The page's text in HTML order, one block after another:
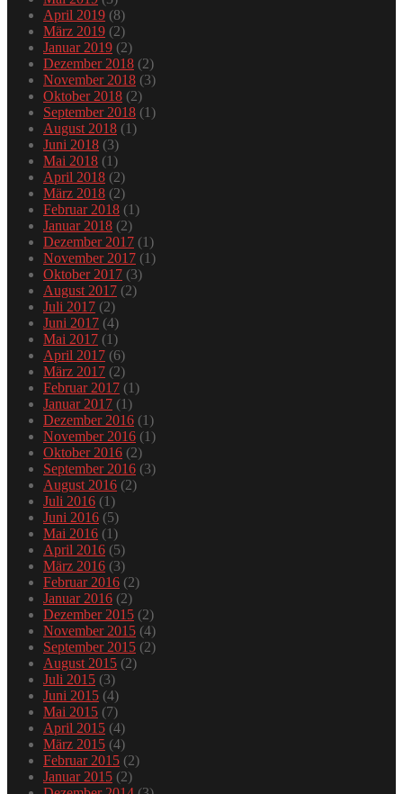
April 2019 (8)
März 2019 (2)
Januar 2019 (2)
Dezember 2018 (2)
November 2018 (3)
Oktober 2018 (2)
September 2018 (1)
August 2018 (1)
Juni 2018 (3)
Mai 2018 (1)
April 2018 (2)
März 2018 (2)
Februar 2018 (1)
Januar 2018 (2)
Dezember 2017 (1)
November 2017 (1)
Oktober 2017 (3)
August 2017 (2)
Juli 2017 (2)
Juni 2017 (4)
Mai 2017 (1)
April 2017 (6)
März 2017 (2)
Februar 2017 (1)
Januar 2017 (1)
Dezember 2016 (1)
November 2016 (1)
Oktober 2016 (2)
September 2016 (3)
August 2016 (2)
Juli 2016 (1)
Juni 2016 (5)
Mai 2016 (1)
April 2016 (5)
März 2016 (3)
Februar 2016 (2)
Januar 2016 (2)
Dezember 2015 (2)
November 2015 (4)
September 2015 (2)
August 2015 (2)
Juli 2015 (3)
Juni 2015 (4)
Mai 2015 (7)
April 2015 (4)
März 2015 (4)
Februar 2015 (2)
Januar 2015 (2)